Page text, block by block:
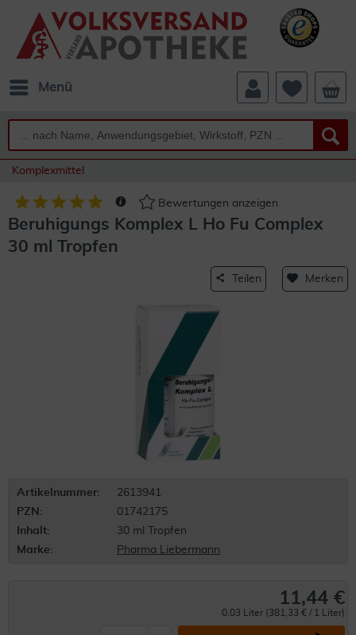
Menü
Komplexmittel
Bewertungen anzeigen
Beruhigungs Komplex L Ho Fu Complex
30 ml Tropfen
Teilen Merken
Artikelnummer:
2613941
PZN:
01742175
Inhalt:
30 ml Tropfen
Marke:
Pharma Liebermann
11,44 €
0.03 Liter (381,33 € / 1 Liter)